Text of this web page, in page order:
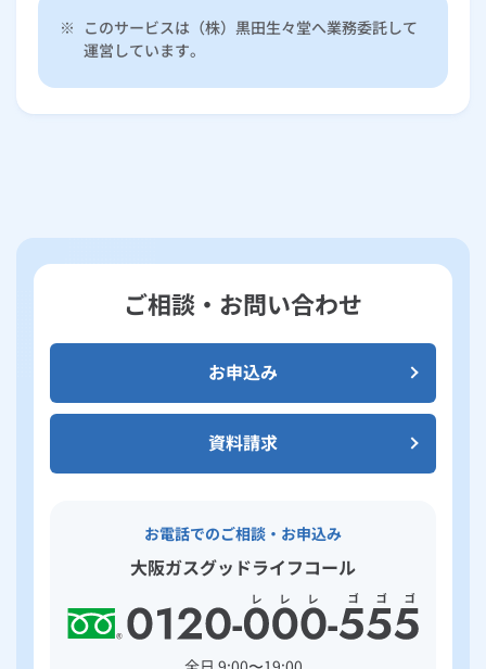
※ このサービスは（株）黒田生々堂へ業務委託して
運営しています。
ご相談・お問い合わせ
お申込み
資料請求
お電話でのご相談・お申込み
大阪ガスグッドライフコール